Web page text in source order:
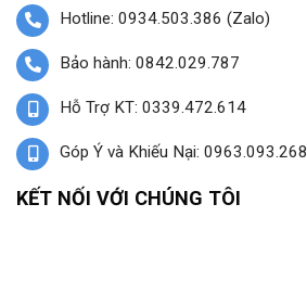
Hotline: 0934.503.386 (Zalo)
Bảo hành: 0842.029.787
Hỗ Trợ KT: 0339.472.614
Góp Ý và Khiếu Nại: 0963.093.268
KẾT NỐI VỚI CHÚNG TÔI